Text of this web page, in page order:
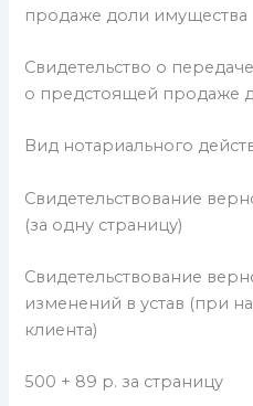
продаже доли имущества
Свидетельство о
о предстоящей продаже
Вид нотариального
Свидетельствование
(за одну страницу)
Свидетельствование
изменений в устав (при
клиента)
500 + 89 р. за страницу